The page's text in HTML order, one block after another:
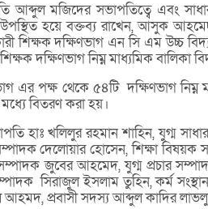
আব্দুল মজিদের সভাপতিত্বে এবং
উপস্থিত হয়ে বক্তব্য রাখেন, আসুক
শিক্ষক দক্ষিণভাগ এন সি এম উচ্চ
দক্ষিণভাগ নিম্ন মাধ্যমিক বালিকা
এর পক্ষ থেকে ৫৪টি দক্ষিণভাগ নিম্ন
মধ্যে বিতরণ করা হয়।
হাঃ খলিলুর রহমান শাহিন, যুগ্ম
দেলোয়ার হোসেন, শিক্ষা বিষয়ক
জুবের আহমেদ, যুগ্ম প্রচার
সিরাজুল ইসলাম তুহিন, কর্ম
প্রবাসী সদস্য আব্দুল কাদির